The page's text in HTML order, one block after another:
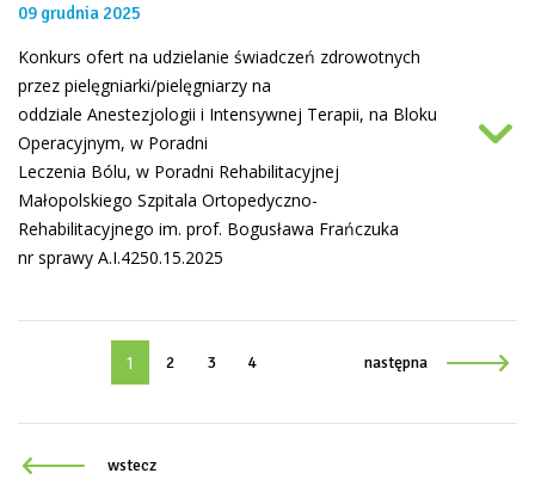
09 grudnia 2025
Konkurs ofert na udzielanie świadczeń zdrowotnych
przez pielęgniarki/pielęgniarzy na
oddziale Anestezjologii i Intensywnej Terapii, na Bloku
Operacyjnym, w Poradni
Leczenia Bólu, w Poradni Rehabilitacyjnej
Małopolskiego Szpitala Ortopedyczno-
Rehabilitacyjnego im. prof. Bogusława Frańczuka
nr sprawy A.I.4250.15.2025
1 2 3 4 następna
wstecz